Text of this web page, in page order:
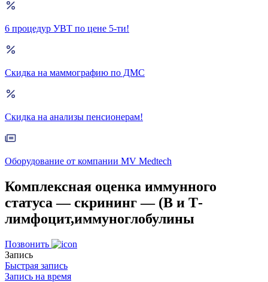
6 процедур УВТ по цене 5-ти!
Скидка на маммографию по ДМС
Скидка на анализы пенсионерам!
Оборудование от компании MV Medtech
Комплексная оценка иммунного
статуса — скрининг — (В и Т-
лимфоцит,иммуноглобулины
Позвонить
Запись
Быстрая запись
Запись на время